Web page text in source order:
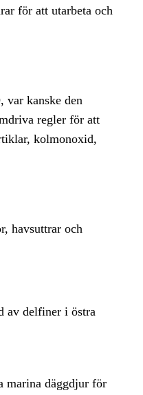
för att utarbeta och
var kanske den
regler för att
kolmonoxid,
havsuttrar och
av delfiner i östra
marina däggdjur för